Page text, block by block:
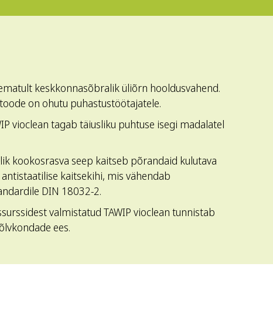
keskkonnasõbralik üliõrn hooldusvahend.
on ohutu puhastustöötajatele.
vioclean tagab täiusliku puhtuse isegi madalatel
kookosrasva seep kaitseb põrandaid kulutava
kaitsekihi, mis vähendab
DIN 18032-2.
valmistatud TAWIP vioclean tunnistab
ees.